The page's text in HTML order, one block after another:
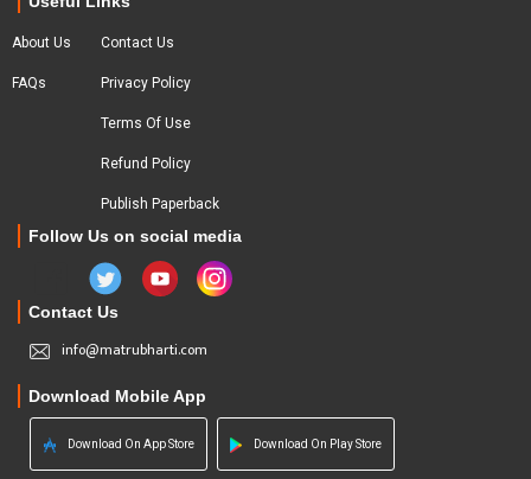
About Us
FAQs
Contact Us
Privacy Policy
Terms Of Use
Refund Policy
Publish Paperback
Follow Us on social media
Contact Us
info@matrubharti.com
Download Mobile App
Download On App Store Download On Play Store